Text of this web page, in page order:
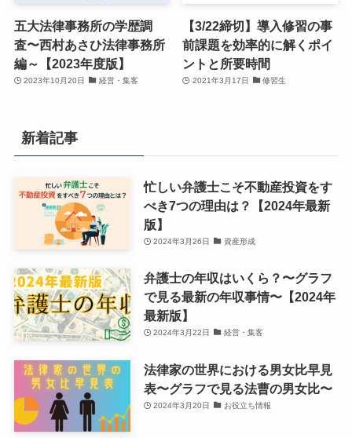
五大法律事務所の学歴調
査〜西村あさひ法律事務所
編～【2023年度版】
2023年10月20日 経営・集客
【3/22締切】導入修習の事
前課題を効率的に解くポイ
ントと所要時間
2021年3月17日 修習生
新着記事
忙しい弁護士こそ不動産投資をす
べき7つの理由は？【2024年最新
版】
2024年3月26日 資産形成
弁護士の年収はいくら？〜グラフ
で見る最新の年収事情〜【2024年
最新版】
2024年3月22日 経営・集客
法律家の世界における男女比早見
表〜グラフで見る法曹の男女比〜
2024年3月20日 お役立ち情報